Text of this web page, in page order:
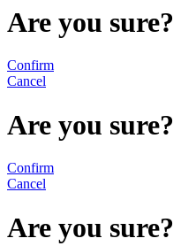
Are you sure?
Confirm
Cancel
Are you sure?
Confirm
Cancel
Are you sure?